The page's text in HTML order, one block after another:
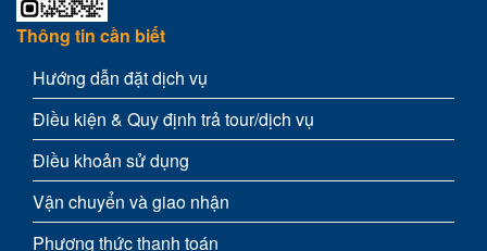
Thông tin cần biết
Hướng dẫn đặt dịch vụ
Điều kiện & Quy định trả tour/dịch vụ
Điều khoản sử dụng
Vận chuyển và giao nhận
Phương thức thanh toán